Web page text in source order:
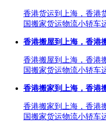
香港货运到上海，香港
国搬家货运物流小轿车
香港搬屋到上海，香港
香港搬屋到上海，香港
国搬家货运物流小轿车
香港搬家到上海，香港
香港搬家到上海，香港
国搬家货运物流小轿车